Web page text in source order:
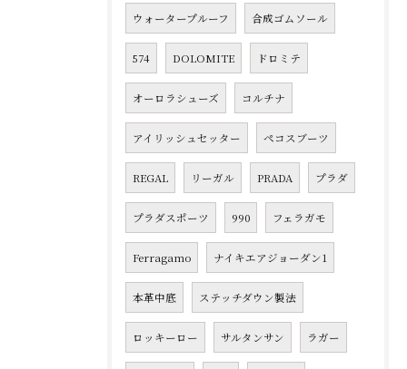
ウォータープルーフ 合成ゴムソール
574 DOLOMITE ドロミテ
オーロラシューズ コルチナ
アイリッシュセッター ペコスブーツ
REGAL リーガル PRADA プラダ
プラダスポーツ 990 フェラガモ
Ferragamo ナイキエアジョーダン1
本革中底 ステッチダウン製法
ロッキーロー サルタンサン ラガー